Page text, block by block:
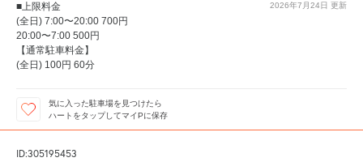
2026年7月24日 更新
■上限料金
(全日) 7:00〜20:00 700円
20:00〜7:00 500円
【通常駐車料金】
(全日) 100円 60分
気に入った駐車場を見つけたら
ハートをタップしてマイPに保存
ID:305195453